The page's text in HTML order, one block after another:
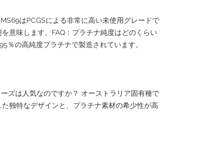
はPCGSによる非常に高い未使用グレードで
意味します。FAQ：プラチナ純度はどのくらい
％の高純度プラチナで製造されています。
ズは人気なのですか？ オーストラリア固有種で
独特なデザインと、プラチナ素材の希少性が高